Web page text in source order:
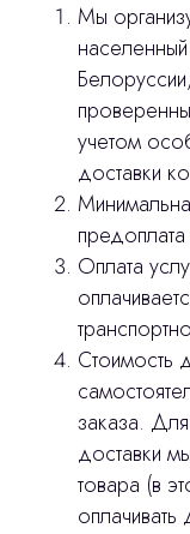
Мы
населенный
учетом
доставки
Оплата
Стоимость
заказа.
доставки
товара (в
оплачивать